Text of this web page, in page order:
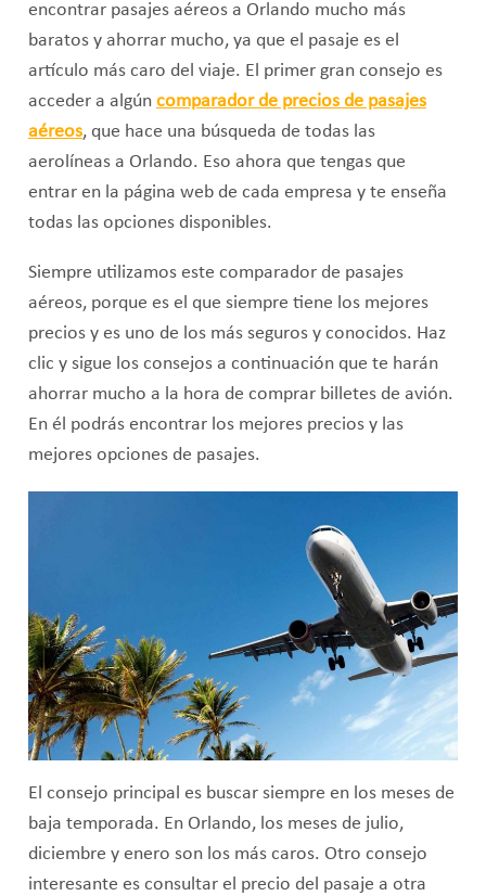
encontrar pasajes aéreos a Orlando mucho más
baratos y ahorrar mucho, ya que el pasaje es el
artículo más caro del viaje. El primer gran consejo es
acceder a algún comparador de precios de pasajes
aéreos, que hace una búsqueda de todas las
aerolíneas a Orlando. Eso ahora que tengas que
entrar en la página web de cada empresa y te enseña
todas las opciones disponibles.
Siempre utilizamos este comparador de pasajes
aéreos, porque es el que siempre tiene los mejores
precios y es uno de los más seguros y conocidos. Haz
clic y sigue los consejos a continuación que te harán
ahorrar mucho a la hora de comprar billetes de avión.
En él podrás encontrar los mejores precios y las
mejores opciones de pasajes.
El consejo principal es buscar siempre en los meses de
baja temporada. En Orlando, los meses de julio,
diciembre y enero son los más caros. Otro consejo
interesante es consultar el precio del pasaje a otra